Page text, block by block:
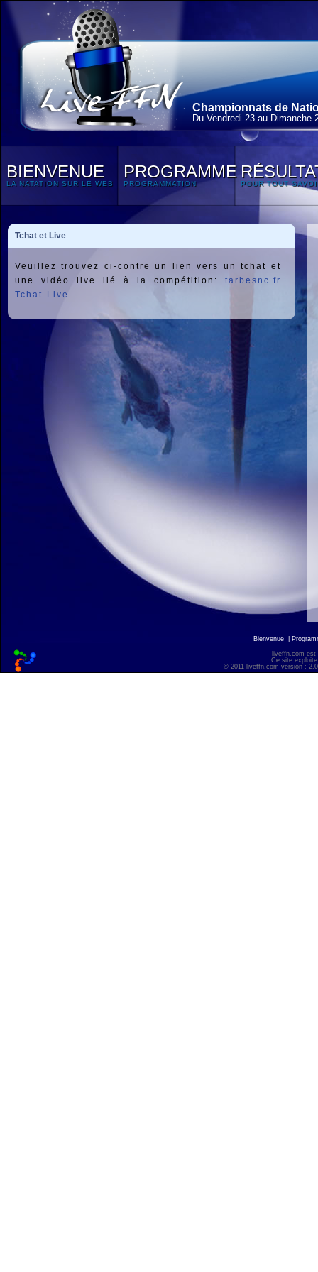
Championnats de
Du Vendredi 23 au Dimanche
BIENVENUE
LA NATATION SUR LE WEB
PROGRAMME
PROGRAMMATION POUR TOUT
Tchat et Live
Veuillez trouvez ci-contre un lien vers un tchat et
une vidéo live lié à la compétition: tarbesnc.fr
Tchat-Live
Bienvenue
liveffn.com est
Ce site
© 2011 liveffn.com version :